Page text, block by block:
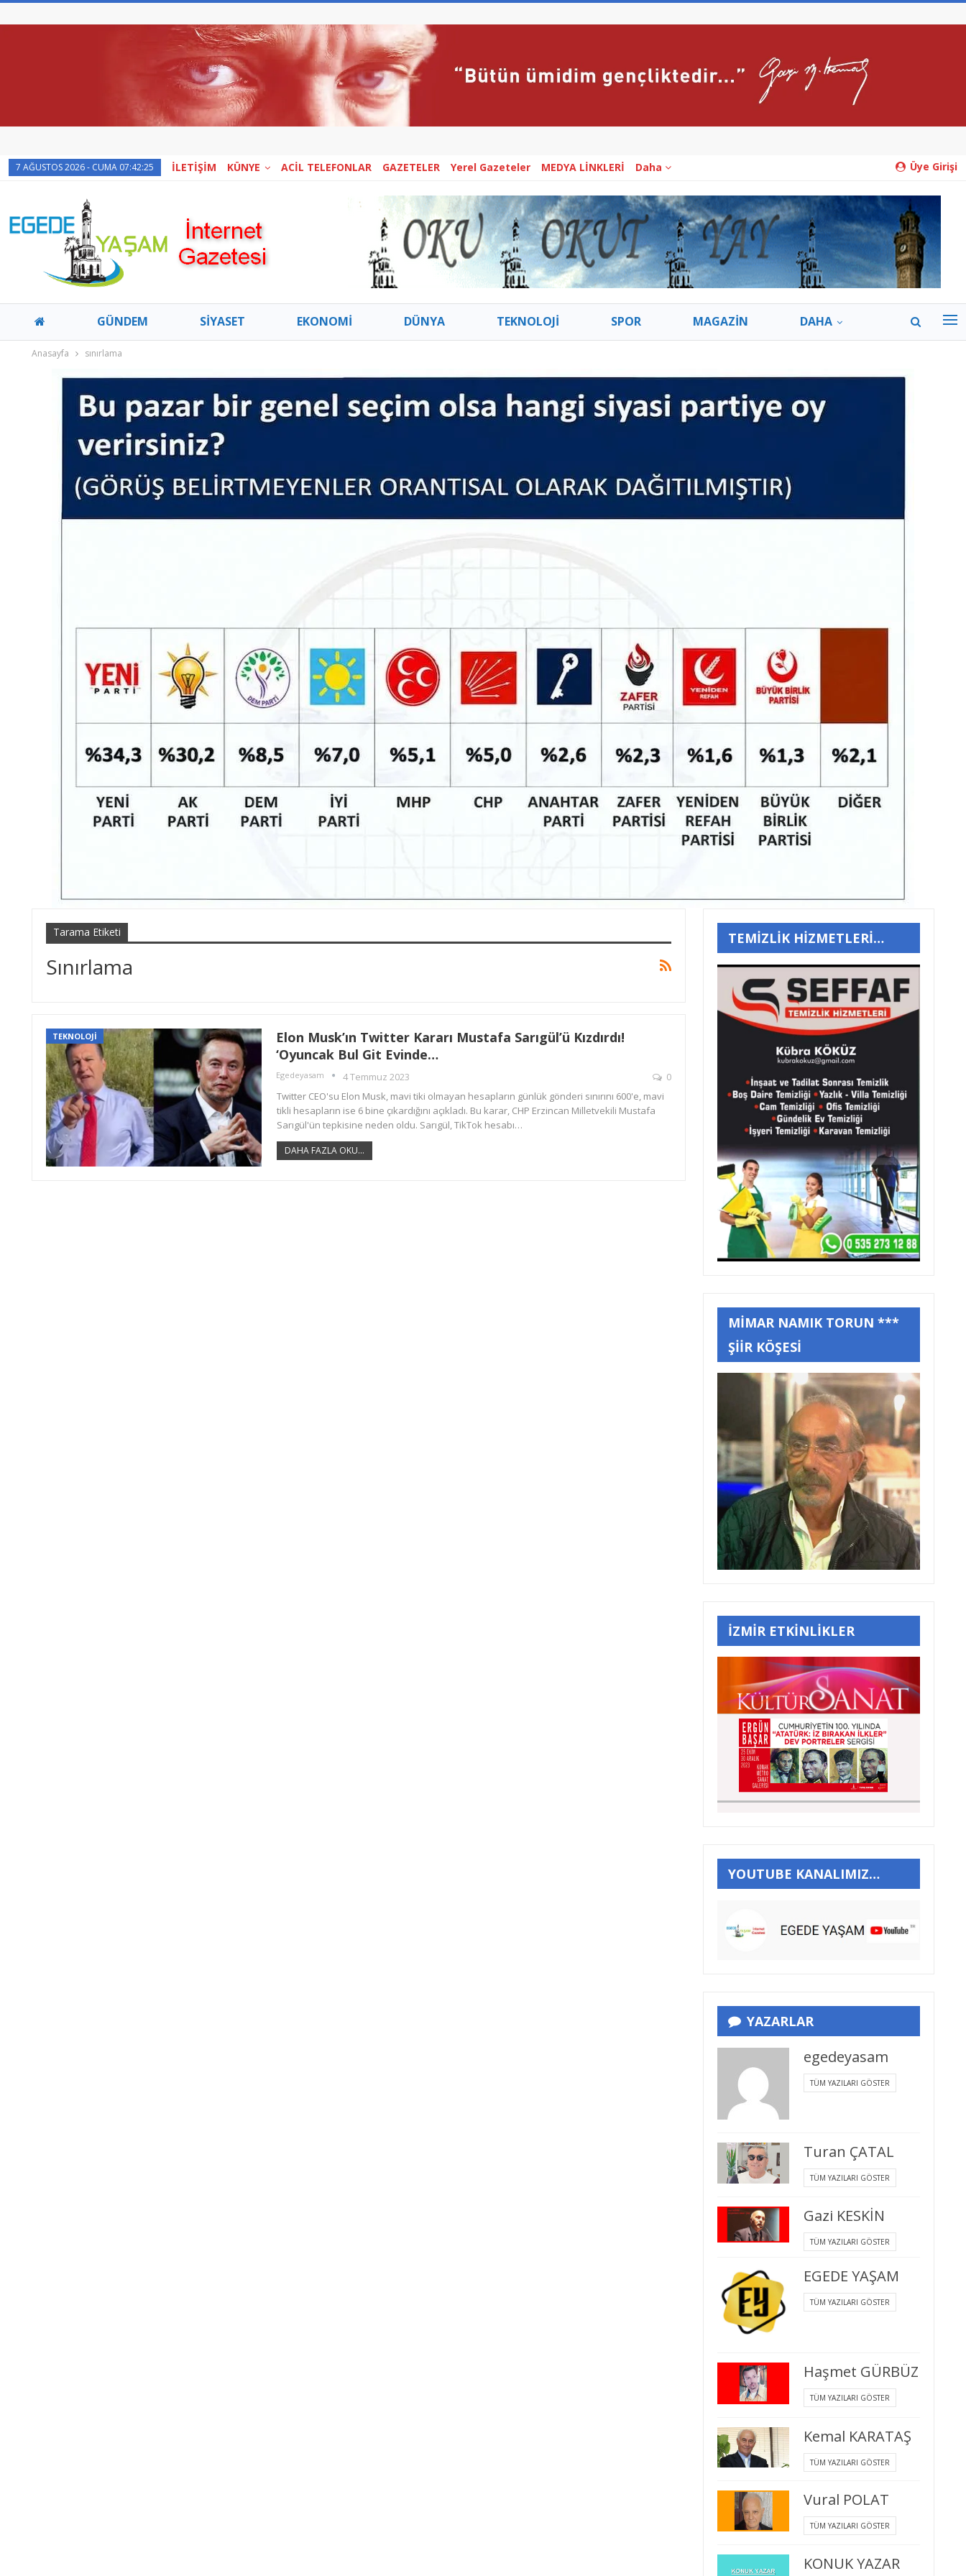
Üye Girişi
7 AĞUSTOS 2026 - CUMA 07:42:25 İLETİŞİM KÜNYE ACİL TELEFONLAR GAZETELER Yerel Gazeteler MEDYA LİNKLERİ Daha
GÜNDEM SİYASET EKONOMİ DÜNYA TEKNOLOJİ SPOR MAGAZİN DAHA
Anasayfa sınırlama
Tarama Etiketi
Sınırlama
TEKNOLOJİ
Elon Musk’ın Twitter Kararı Mustafa Sarıgül’ü Kızdırdı!
‘Oyuncak Bul Git Evinde…
Egedeyasam 4 Temmuz 2023
0
Twitter CEO'su Elon Musk, mavi tiki olmayan hesapların günlük gönderi sınırını 600'e, mavi
tikli hesapların ise 6 bine çıkardığını açıkladı. Bu karar, CHP Erzincan Milletvekili Mustafa
Sarıgül'ün tepkisine neden oldu. Sarıgül, TikTok hesabı…
DAHA FAZLA OKU...
TEMİZLİK HİZMETLERİ…
MİMAR NAMIK TORUN ***
ŞİİR KÖŞESİ
İZMİR ETKİNLİKLER
YOUTUBE KANALIMIZ…
YAZARLAR
egedeyasam
TÜM YAZILARI GÖSTER
Turan ÇATAL
TÜM YAZILARI GÖSTER
Gazi KESKİN
TÜM YAZILARI GÖSTER
EGEDE YAŞAM
TÜM YAZILARI GÖSTER
Haşmet GÜRBÜZ
TÜM YAZILARI GÖSTER
Kemal KARATAŞ
TÜM YAZILARI GÖSTER
Vural POLAT
TÜM YAZILARI GÖSTER
KONUK YAZAR